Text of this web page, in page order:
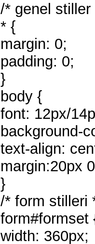
/* genel stiller
* {
margin: 0;
padding: 0;
}
body {
font: 12px/
background-
text-align:
margin:20px
}
/* form stilleri
form#formset
width: 360px;